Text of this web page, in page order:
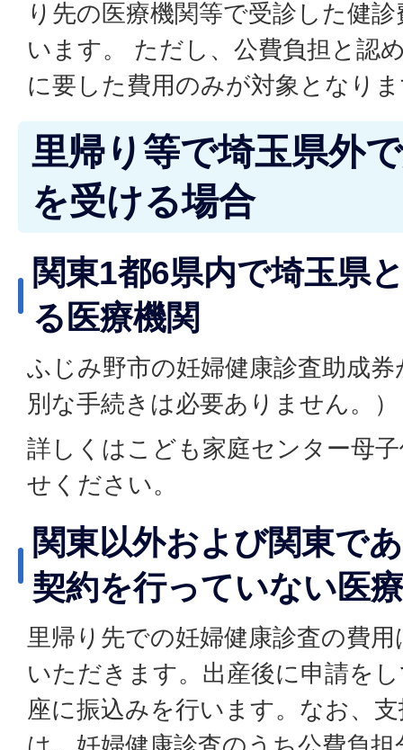
り先の医療機関等で受診した健
います。 ただし、公費負担と認
に要した費用のみが対象となり
里帰り等で埼玉県外
を受ける場合
関東1都6県内で埼玉県
る医療機関
ふじみ野市の妊婦健康診査助成
別な手続きは必要ありません。）
詳しくはこども家庭センター母
せください。
関東以外および関東で
契約を行っていない医
里帰り先での妊婦健康診査の費
いただきます。出産後に申請を
座に振込みを行います。なお、